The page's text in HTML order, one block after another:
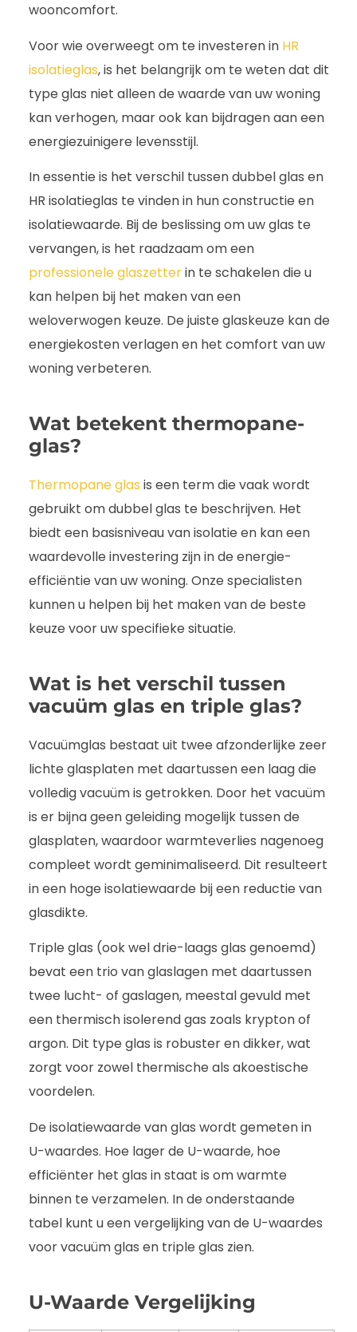
wooncomfort.
Voor wie overweegt om te investeren in HR
isolatieglas, is het belangrijk om te weten dat dit
type glas niet alleen de waarde van uw woning
kan verhogen, maar ook kan bijdragen aan een
energiezuinigere levensstijl.
In essentie is het verschil tussen dubbel glas en
HR isolatieglas te vinden in hun constructie en
isolatiewaarde. Bij de beslissing om uw glas te
vervangen, is het raadzaam om een
professionele glaszetterin te schakelen die u
kan helpen bij het maken van een
weloverwogen keuze. De juiste glaskeuze kan de
energiekosten verlagen en het comfort van uw
woning verbeteren.
Wat betekent thermopane-
glas?
Thermopane glas is een term die vaak wordt
gebruikt om dubbel glas te beschrijven. Het
biedt een basisniveau van isolatie en kan een
waardevolle investering zijn in de energie-
efficiëntie van uw woning. Onze specialisten
kunnen u helpen bij het maken van de beste
keuze voor uw specifieke situatie.
Wat is het verschil tussen
vacuüm glas en triple glas?
Vacuümglas bestaat uit twee afzonderlijke zeer
lichte glasplaten met daartussen een laag die
volledig vacuüm is getrokken. Door het vacuüm
is er bijna geen geleiding mogelijk tussen de
glasplaten, waardoor warmteverlies nagenoeg
compleet wordt geminimaliseerd. Dit resulteert
in een hoge isolatiewaarde bij een reductie van
glasdikte.
Triple glas (ook wel drie-laags glas genoemd)
bevat een trio van glaslagen met daartussen
twee lucht- of gaslagen, meestal gevuld met
een thermisch isolerend gas zoals krypton of
argon. Dit type glas is robuster en dikker, wat
zorgt voor zowel thermische als akoestische
voordelen.
De isolatiewaarde van glas wordt gemeten in
U-waardes. Hoe lager de U-waarde, hoe
efficiënter het glas in staat is om warmte
binnen te verzamelen. In de onderstaande
tabel kunt u een vergelijking van de U-waardes
voor vacuüm glas en triple glas zien.
U-Waarde Vergelijking